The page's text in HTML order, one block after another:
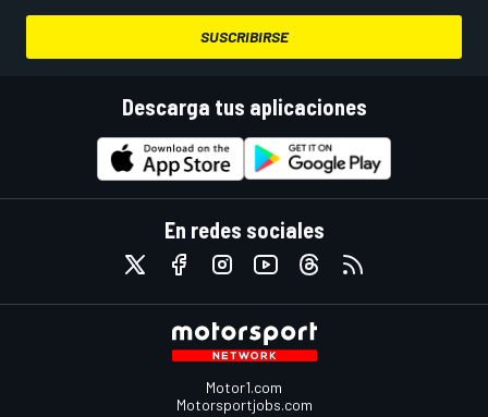
SUSCRIBIRSE
Descarga tus aplicaciones
En redes sociales
Motor1.com
Motorsportjobs.com